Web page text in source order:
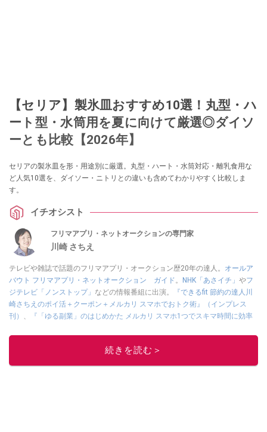
【セリア】製氷皿おすすめ10選！丸型・ハ
ート型・水筒用を夏に向けて厳選◎ダイソ
ーとも比較【2026年】
セリアの製氷皿を形・用途別に厳選。丸型・ハート・水筒対応・離乳食用な
ど人気10選を、ダイソー・ニトリとの違いも含めてわかりやすく比較しま
す。
イチオシスト
フリマアプリ・ネットオークションの専門家
川崎 さちえ
テレビや雑誌で話題のフリマアプリ・オークション歴20年の達人。 オールア
バウト フリマアプリ・ネットオークション ガイド 。 NHK「あさイチ」 やフ
ジテレビ「ノンストップ」 などの情報番組に出演。
『できるfit 節約の達人川
崎さちえのポイ活＋クーポン＋メルカリ スマホでおトク術』（インプレス
刊）
『「ゆる副業」のはじめかた メルカリ スマホ1つでスキマ時間に効率
ぜ日記」
■経歴：2003年、夫が子育てをするために、突然会社を辞める。翌月からの
給料が０円になり、家にいながら、しかも空いた時間でできるオークション
続きを読む＞